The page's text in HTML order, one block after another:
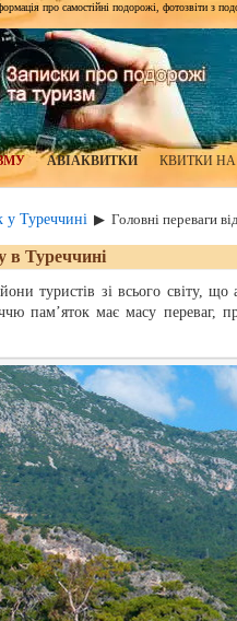
про самостійні подорожі, фотозвіти з
АВІАКВИТКИ КВИТКИ
у Туреччині ▶ Головні переваги
в Туреччині
туристів зі всього світу,
пам’яток має масу переваг,